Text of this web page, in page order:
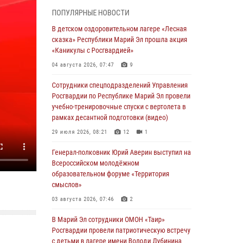
сказка» Республики Марий Эл прошла акция
«Каникулы с Росгвардией»
04 августа 2026, 07:47 9
Сотрудники Центра лицензионно-
Росгвардии по Республике Марий Эл приняли
участие в совещании по вопросам
организации летне-осеннего сезона охоты
04 августа 2026, 06:46
провели занятие по антикоррупционной
тематике
04 августа 2026, 06:06 2
Генерал-полковник Юрий Аверин выступил на
образовательном форуме «Территория
смыслов»
03 августа 2026, 07:46 2
ПОПУЛЯРНЫЕ НОВОСТИ
В детском оздоровительном лагере «Лесная
сказка» Республики Марий Эл прошла акция
«Каникулы с Росгвардией»
04 августа 2026, 07:47 9
Сотрудники спецподразделений Управления
Росгвардии по Республике Марий Эл провели
учебно-тренировочные спуски с вертолета в
рамках десантной подготовки (видео)
29 июля 2026, 08:21 12 1
Генерал-полковник Юрий Аверин выступил на
Всероссийском молодёжном
образовательном форуме «Территория
смыслов»
03 августа 2026, 07:46 2
В Марий Эл сотрудники ОМОН «Таир»
Росгвардии провели патриотическую встречу
с детьми в лагере имени Володи Дубинина